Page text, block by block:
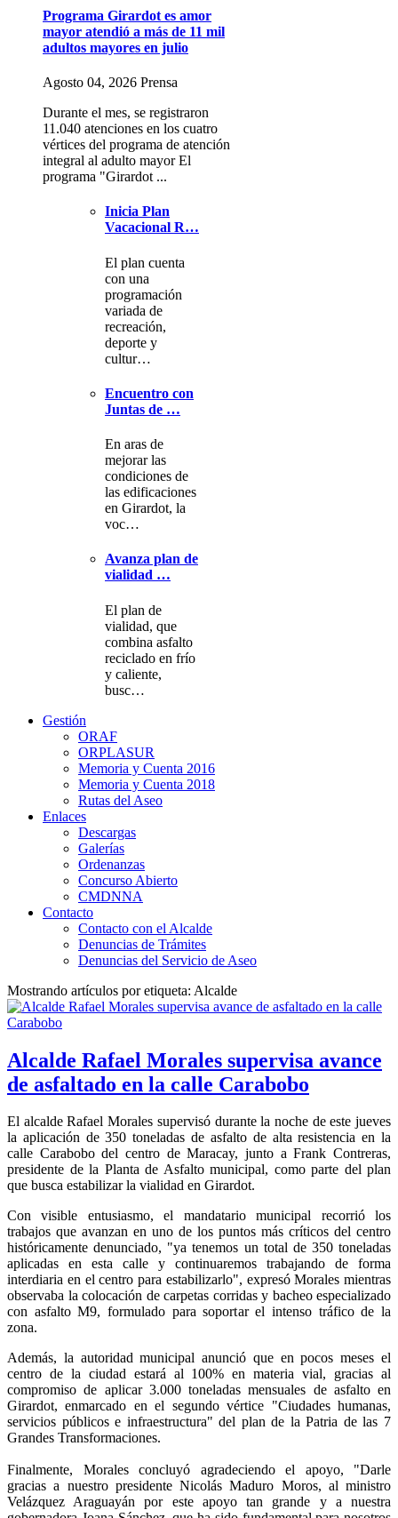
Programa Girardot es amor
mayor atendió a más de 11 mil
adultos mayores en julio
Agosto 04, 2026 Prensa
Durante el mes, se registraron
11.040 atenciones en los cuatro
vértices del programa de atención
integral al adulto mayor El
programa "Girardot ...
Inicia Plan
Vacacional R…
El plan cuenta
con una
programación
variada de
recreación,
deporte y
cultur…
Encuentro con
Juntas de …
En aras de
mejorar las
condiciones de
las edificaciones
en Girardot, la
voc…
Avanza plan de
vialidad …
El plan de
vialidad, que
combina asfalto
reciclado en frío
y caliente,
busc…
Gestión
ORAF
ORPLASUR
Memoria y Cuenta 2016
Memoria y Cuenta 2018
Rutas del Aseo
Enlaces
Descargas
Galerías
Ordenanzas
Concurso Abierto
CMDNNA
Contacto
Contacto con el Alcalde
Denuncias de Trámites
Denuncias del Servicio de Aseo
Mostrando artículos por etiqueta: Alcalde
Alcalde Rafael Morales supervisa avance
de asfaltado en la calle Carabobo
El alcalde Rafael Morales supervisó durante la noche de este jueves
la aplicación de 350 toneladas de asfalto de alta resistencia en la
calle Carabobo del centro de Maracay, junto a Frank Contreras,
presidente de la Planta de Asfalto municipal, como parte del plan
que busca estabilizar la vialidad en Girardot.
Con visible entusiasmo, el mandatario municipal recorrió los
trabajos que avanzan en uno de los puntos más críticos del centro
históricamente denunciado, "ya tenemos un total de 350 toneladas
aplicadas en esta calle y continuaremos trabajando de forma
interdiaria en el centro para estabilizarlo", expresó Morales mientras
observaba la colocación de carpetas corridas y bacheo especializado
con asfalto M9, formulado para soportar el intenso tráfico de la
zona.
Además, la autoridad municipal anunció que en pocos meses el
centro de la ciudad estará al 100% en materia vial, gracias al
compromiso de aplicar 3.000 toneladas mensuales de asfalto en
Girardot, enmarcado en el segundo vértice "Ciudades humanas,
servicios públicos e infraestructura" del plan de la Patria de las 7
Grandes Transformaciones.
Finalmente, Morales concluyó agradeciendo el apoyo, "Darle
gracias a nuestro presidente Nicolás Maduro Moros, al ministro
Velázquez Araguayán por este apoyo tan grande y a nuestra